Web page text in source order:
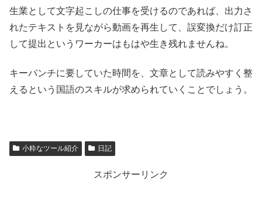
生業として文字起こしの仕事を受けるのであれば、出力さ
れたテキストを見ながら動画を再生して、誤変換だけ訂正
して提出というワーカーはもはや生き残れませんね。
キーパンチに要していた時間を、文章として読みやすく整
えるという国語のスキルが求められていくことでしょう。
小粋なツール紹介 日記
スポンサーリンク